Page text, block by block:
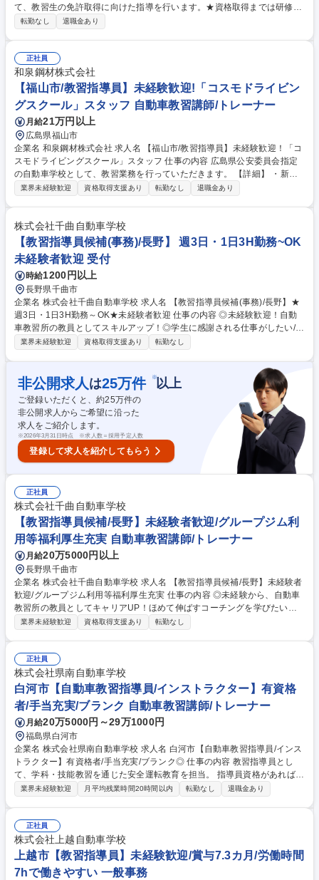
て、教習生の免許取得に向けた指導を行います。★資格取得までは研修や
送迎、その他雑務に従事します。 教習指導員の資格取得を目指し、研修や
ルールの指導を行い、安全運転の重要性を教えます。資格取得に向けて
は、年に2～3回実施される資格試験に合格する必要がありますが、丁寧な
指導とサポートがあるため安心して取り組めます。 募集職種 【教習指導
員】★完全未経験OK資格取得支援/交通安全教育/地域貢献
転勤なし 退職金あり
正社員
和泉鋼材株式会社
【福山市/教習指導員】未経験歓迎!「コスモドライビン
グスクール」スタッフ 自動車教習講師/トレーナー
月給21万円以上
広島県福山市
企業名 和泉鋼材株式会社 求人名 【福山市/教習指導員】未経験歓迎！「コ
スモドライビングスクール」スタッフ 仕事の内容 広島県公安委員会指定
の自動車学校として、教習業務を行っていただきます。 【詳細】 ・新規
免許取得者のための教習業務 ・高齢者の認定教育 ・原付講習 ・免許取得
業界未経験歓迎 資格取得支援あり 転勤なし 退職金あり
株式会社千曲自動車学校
【教習指導員候補(事務)/長野】 週3日・1日3H勤務~OK
未経験者歓迎 受付
時給1200円以上
長野県千曲市
企業名 株式会社千曲自動車学校 求人名 【教習指導員候補(事務)/長野】★
週3日・1日3H勤務～OK★未経験者歓迎 仕事の内容 ◎未経験歓迎！自動
車教習所の教員としてスキルアップ！◎学生に感謝される仕事がしたい/運
転が好き/人の成長をサポートしたい、そんな方に ■入社後、まず普通車教
ただきます。 ■協会が行う年1回の養成教習(7日間・9～17時)を受けてい
ただき、その後年3回の試験を受けていただきます。もちろん費用は全額
当社負担。合格すると晴れて教習指導員の資格が付与されます※備考欄参
照 ■他車種の教習指導員や検定業務を行う検定員など、資格幅を広げてい
ただくこともでき、取得ごとに資格手当が付きます◎ 募集職種 【教習指
導員候補(事務)/長野】★週3日・1日3H勤務～OK★未経験者歓迎
業界未経験歓迎 資格取得支援あり 転勤なし
非公開求人 は25万件 ※以上
ご登録いただくと、約25万件の
非公開求人からご希望に沿った
求人をご紹介します。
※2026年3月31日時点 ※求人数＝採用予定人数
登録して求人を紹介してもらう
正社員
株式会社千曲自動車学校
【教習指導員候補/長野】未経験者歓迎/グループジム利
用等福利厚生充実 自動車教習講師/トレーナー
月給20万5000円以上
長野県千曲市
企業名 株式会社千曲自動車学校 求人名 【教習指導員候補/長野】未経験者
歓迎/グループジム利用等福利厚生充実 仕事の内容 ◎未経験から、自動車
教習所の教員としてキャリアUP！ほめて伸ばすコーチングを学びたい・
運転が好き・感謝される仕事がしたい方におすすめ ■入社後はまず普通車
3回の試験を受けていただきます。もちろん費用は全額当社負担。合格す
ると晴れて教習指導員の資格が付与され、正社員として勤務いただきます
※備考欄参照■他車種の教習指導員や検定業務を行う検定員など、資格幅
を広げていただくこともでき、取得ごとに資格手当が付きます◎ 募集職種
【教習指導員候補/長野】未経験者歓迎/グループジム利用等福利厚生充実
業界未経験歓迎 資格取得支援あり 転勤なし
正社員
株式会社県南自動車学校
白河市【自動車教習指導員/インストラクター】有資格
者/手当充実/ブランク 自動車教習講師/トレーナー
月給20万5000円～29万1000円
福島県白河市
企業名 株式会社県南自動車学校 求人名 白河市【自動車教習指導員/インス
トラクター】有資格者/手当充実/ブランク◎ 仕事の内容 教習指導員とし
て、学科・技能教習を通じた安全運転教育を担当。 指導員資格があればブ
ランクも歓迎。 ドローン講習等の新分野にも携わるチャンスがあります。
ーン講習（希望者／インストラクター業務） ※ブランクがある方は法改正
や実務感覚を取り戻す研修から開始。 募集職種 白河市【自動車教習指導
員/インストラクター】有資格者/手当充実/ブランク◎
業界未経験歓迎 月平均残業時間20時間以内 転勤なし 退職金あり
正社員
株式会社上越自動車学校
上越市【教習指導員】未経験歓迎/賞与7.3カ月/労働時間
7hで働きやすい 一般事務